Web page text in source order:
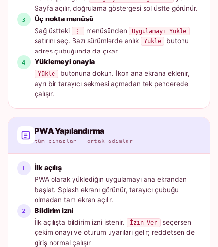
Sayfa açılır, doğrulama göstergesi sol üstte görünür.
Üç nokta menüsü
Sağ üstteki ⋮ menüsünden Uygulamayı Yükle
satırını seç. Bazı sürümlerde anlık Yükle
butonu
adres çubuğunda da çıkar.
Yüklemeyi onayla
Yükle
butonuna dokun. İkon ana ekrana eklenir,
ayrı bir tarayıcı sekmesi açmadan tek pencerede
çalışır.
PWA Yapılandırma
tüm cihazlar · ortak adımlar
İlk açılış
PWA olarak yüklediğin uygulamayı ana ekrandan
başlat. Splash ekranı görünür, tarayıcı çubuğu
olmadan tam ekran açılır.
Bildirim izni
İlk açılışta bildirim izni istenir. İzin Ver
seçersen
çekim onayı ve oturum uyarıları gelir; reddetsen de
giriş normal çalışır.